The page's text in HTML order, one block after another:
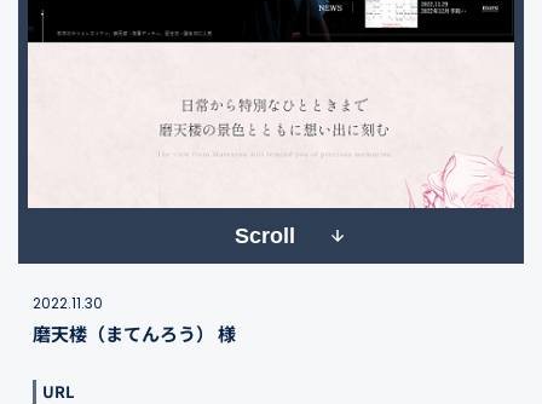
Scroll
2022.11.30
磨天楼（まてんろう） 様
URL